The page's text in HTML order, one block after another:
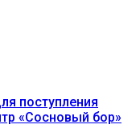
поступления
«Сосновый бор»